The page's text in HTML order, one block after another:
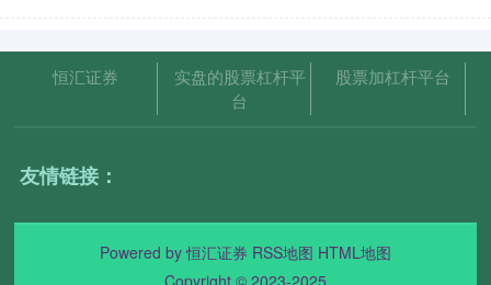
恒汇证券
实盘的股票杠杆平
台
股票加杠杆平台
友情链接：
Powered by恒汇证券 RSS地图 HTML地图
Copyright © 2023-2025